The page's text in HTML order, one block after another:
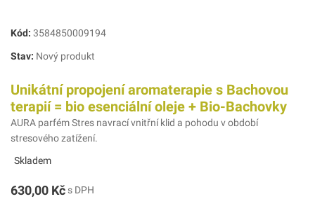
Kód: 3584850009194
Stav: Nový produkt
Unikátní propojení aromaterapie s Bachovou
terapií = bio esenciální oleje + Bio-Bachovky
AURA parfém Stres navrací vnitřní klid a pohodu v období
stresového zatížení.
Skladem
630,00 Kč s DPH